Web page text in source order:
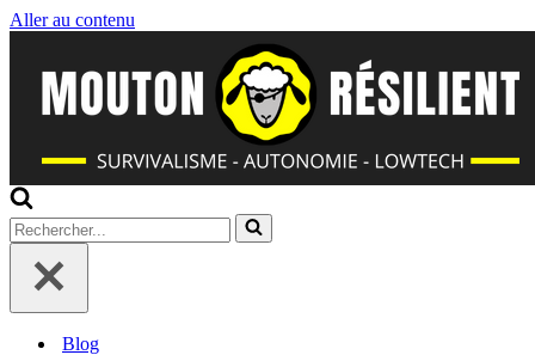
Aller au contenu
Rechercher...
Blog